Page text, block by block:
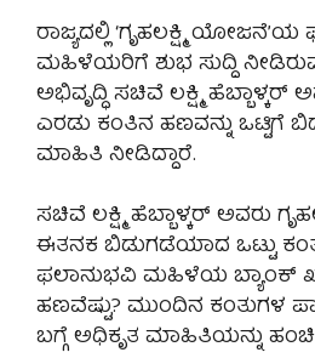
ರಾಜ್ಯದಲ್ಲಿ ‘ಗೃಹಲಕ್ಷ್ಮಿ
ಮಹಿಳೆಯರಿಗೆ ಶುಭ ಸುದ್ದಿ
ಅಭಿವೃದ್ಧಿ ಸಚಿವೆ ಲಕ್ಷ್ಮಿ
ಎರಡು ಕಂತಿನ ಹಣವನ್ನು ಒಟ್ಟಿಗೆ
ಮಾಹಿತಿ ನೀಡಿದ್ದಾರೆ.
ಸಚಿವೆ ಲಕ್ಷ್ಮಿ ಹೆಬ್ಬಾಳ್ಕರ್ ಅವರು
ಈತನಕ ಬಿಡುಗಡೆಯಾದ ಒಟ್ಟು
ಫಲಾನುಭವಿ ಮಹಿಳೆಯ ಬ್ಯಾಂಕ್
ಹಣವೆಷ್ಟು? ಮುಂದಿನ ಕಂತುಗಳ
ಬಗ್ಗೆ ಅಧಿಕೃತ ಮಾಹಿತಿಯನ್ನು